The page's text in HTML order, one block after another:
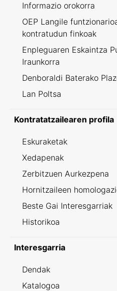
Informazio orokorra
OEP Langile
kontratudun finkoak
Enpleguaren Eskaintza
Iraunkorra
Denboraldi Baterako
Lan Poltsa
Kontratatzailearen profila
Eskuraketak
Xedapenak
Zerbitzuen Aurkezpena
Hornitzaileen
Beste Gai Interesgarriak
Historikoa
Interesgarria
Dendak
Katalogoa